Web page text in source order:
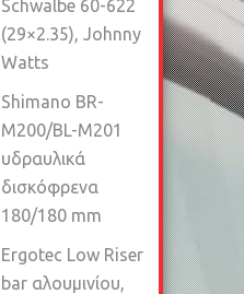
Schwalbe 60-622
(29×2.35), Johnny
Watts
Shimano BR-
M200/BL-M201
υδραυλικά
δισκόφρενα
180/180 mm
Ergotec Low Riser
bar αλουμινίου,